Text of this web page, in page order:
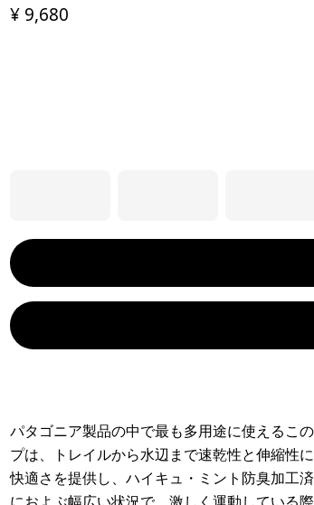
¥ 9,680
パタゴニア製品の中で最も多用途に使えるこ
プは、トレイルから水辺まで速乾性と伸縮性
快適さを提供し、ハイキュ・ミント防臭加工